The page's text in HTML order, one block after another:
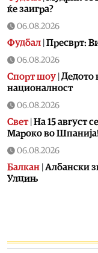
ќе заигра?
06.08.2026
Фудбал Пресврт:
06.08.2026
Спорт шоу Дедото
националност
06.08.2026
Свет| На 15 август
Мароко во
06.08.2026
Балкан Албански
Улцињ
06.08.2026